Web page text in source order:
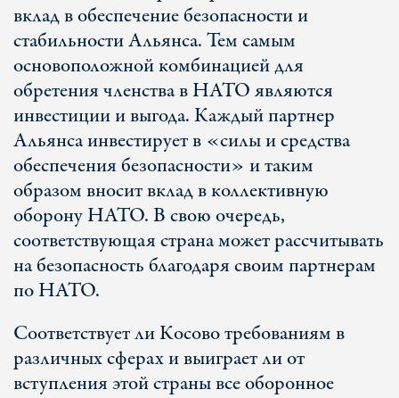
вклад в обеспечение безопасности и
стабильности Альянса. Тем самым
основоположной комбинацией для
обретения членства в НАТО являются
инвестиции и выгода. Каждый партнер
Альянса инвестирует в «силы и средства
обеспечения безопасности» и таким
образом вносит вклад в коллективную
оборону НАТО. В свою очередь,
соответствующая страна может рассчитывать
на безопасность благодаря своим партнерам
по НАТО.
Соответствует ли Косово требованиям в
различных сферах и выиграет ли от
вступления этой страны все оборонное